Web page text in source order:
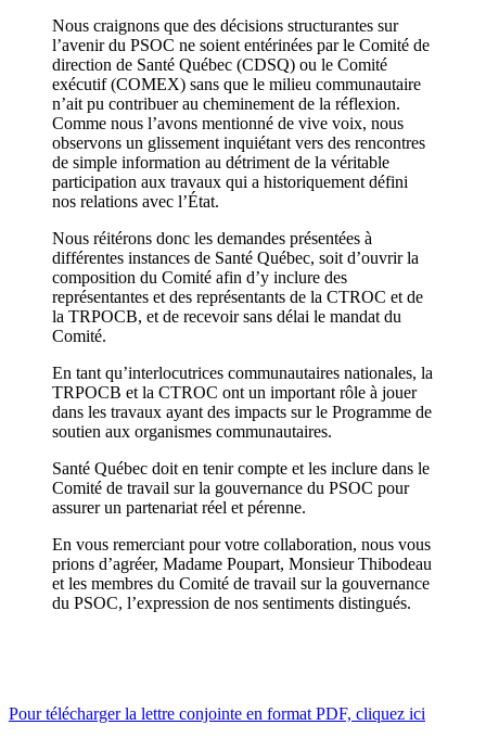
Nous craignons que des décisions structurantes sur
l’avenir du PSOC ne soient entérinées par le Comité de
direction de Santé Québec (CDSQ) ou le Comité
exécutif (COMEX) sans que le milieu communautaire
n’ait pu contribuer au cheminement de la réflexion.
Comme nous l’avons mentionné de vive voix, nous
observons un glissement inquiétant vers des rencontres
de simple information au détriment de la véritable
participation aux travaux qui a historiquement défini
nos relations avec l’État.
Nous réitérons donc les demandes présentées à
différentes instances de Santé Québec, soit d’ouvrir la
composition du Comité afin d’y inclure des
représentantes et des représentants de la CTROC et de
la TRPOCB, et de recevoir sans délai le mandat du
Comité.
En tant qu’interlocutrices communautaires nationales, la
TRPOCB et la CTROC ont un important rôle à jouer
dans les travaux ayant des impacts sur le Programme de
soutien aux organismes communautaires.
Santé Québec doit en tenir compte et les inclure dans le
Comité de travail sur la gouvernance du PSOC pour
assurer un partenariat réel et pérenne.
En vous remerciant pour votre collaboration, nous vous
prions d’agréer, Madame Poupart, Monsieur Thibodeau
et les membres du Comité de travail sur la gouvernance
du PSOC, l’expression de nos sentiments distingués.
Pour télécharger la lettre conjointe en format PDF, cliquez ici